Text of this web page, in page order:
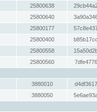
25800638
25800640
25800177
25800400
25800558
25800560
3880010
3880050